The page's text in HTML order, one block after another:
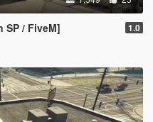
SP / FiveM] 1.0